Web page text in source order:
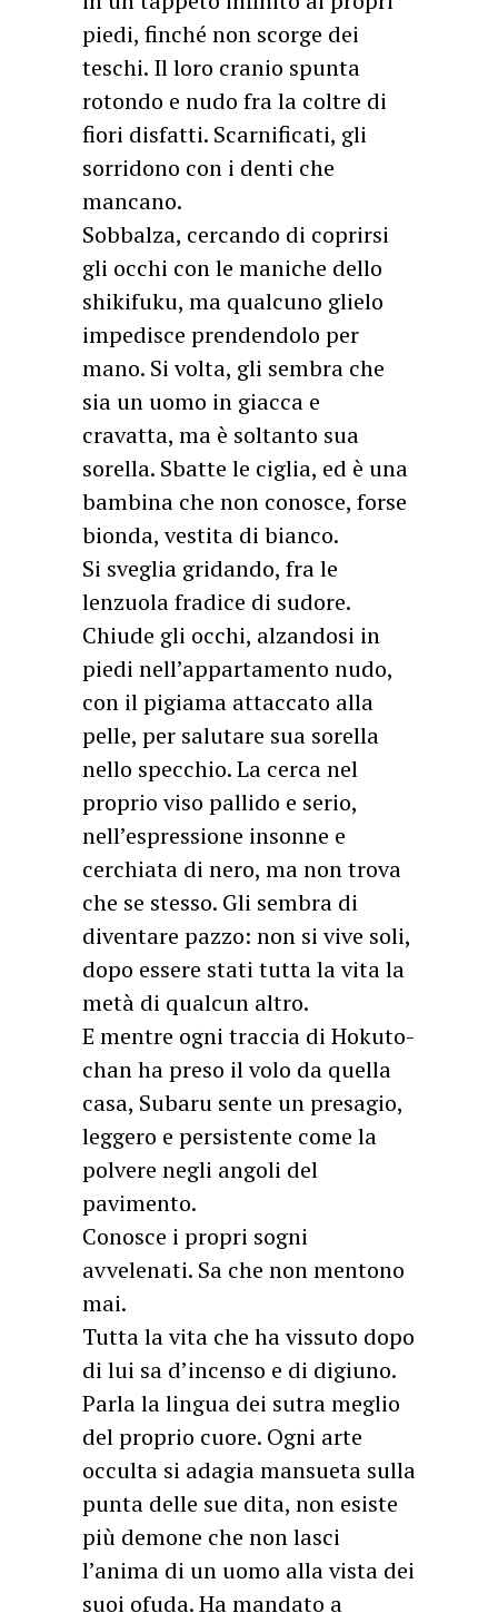
piedi, finché non scorge dei
teschi. Il loro cranio spunta
rotondo e nudo fra la coltre di
fiori disfatti. Scarnificati, gli
sorridono con i denti che
mancano.
Sobbalza, cercando di coprirsi
gli occhi con le maniche dello
shikifuku, ma qualcuno glielo
impedisce prendendolo per
mano. Si volta, gli sembra che
sia un uomo in giacca e
cravatta, ma è soltanto sua
sorella. Sbatte le ciglia, ed è una
bambina che non conosce, forse
bionda, vestita di bianco.
Si sveglia gridando, fra le
lenzuola fradice di sudore.
Chiude gli occhi, alzandosi in
piedi nell’appartamento nudo,
con il pigiama attaccato alla
pelle, per salutare sua sorella
nello specchio. La cerca nel
proprio viso pallido e serio,
nell’espressione insonne e
cerchiata di nero, ma non trova
che se stesso. Gli sembra di
diventare pazzo: non si vive soli,
dopo essere stati tutta la vita la
metà di qualcun altro.
E mentre ogni traccia di Hokuto-
chan ha preso il volo da quella
casa, Subaru sente un presagio,
leggero e persistente come la
polvere negli angoli del
pavimento.
Conosce i propri sogni
avvelenati. Sa che non mentono
mai.
Tutta la vita che ha vissuto dopo
di lui sa d’incenso e di digiuno.
Parla la lingua dei sutra meglio
del proprio cuore. Ogni arte
occulta si adagia mansueta sulla
punta delle sue dita, non esiste
più demone che non lasci
l’anima di un uomo alla vista dei
suoi ofuda. Ha mandato a